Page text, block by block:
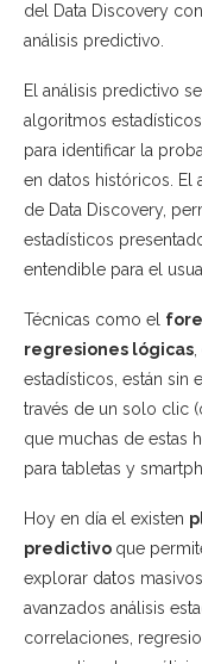
del Data Discovery
análisis predictivo.
El análisis predictivo
algoritmos
para identificar la
en datos históricos. El
de Data Discovery,
estadísticos
entendible para el
Técnicas como el
regresiones lógicas
estadísticos, están sin
través de un solo clic
que muchas de estas
para tabletas y
Hoy en día el existen
predictivo que
explorar datos
avanzados análisis
correlaciones,